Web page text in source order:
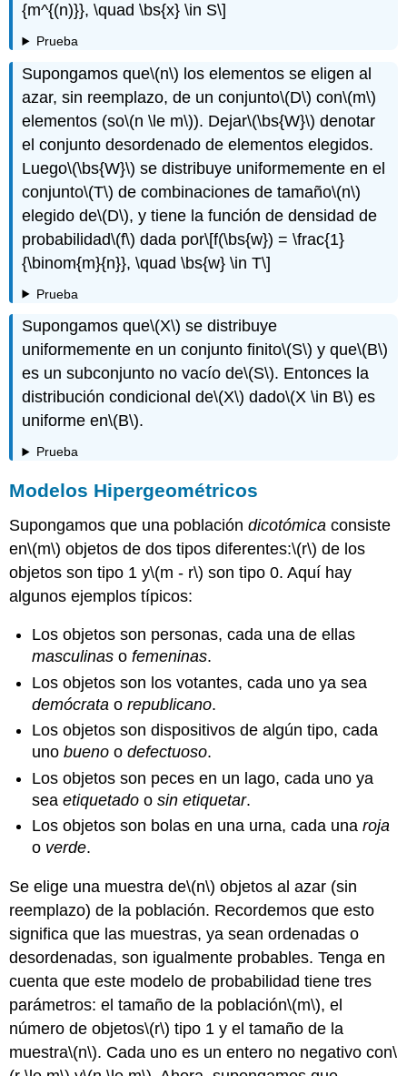
{m^{(n)}}, \quad \bs{x} \in S\]
Prueba
Supongamos que\(n\) los elementos se eligen al
azar, sin reemplazo, de un conjunto\(D\) con\(m\)
elementos (so\(n \le m\)). Dejar\(\bs{W}\) denotar
el conjunto desordenado de elementos elegidos.
Luego\(\bs{W}\) se distribuye uniformemente en el
conjunto\(T\) de combinaciones de tamaño\(n\)
elegido de\(D\), y tiene la función de densidad de
probabilidad\(f\) dada por\[f(\bs{w}) = \frac{1}
{\binom{m}{n}}, \quad \bs{w} \in T\]
Prueba
Supongamos que\(X\) se distribuye
uniformemente en un conjunto finito\(S\) y que\(B\)
es un subconjunto no vacío de\(S\). Entonces la
distribución condicional de\(X\) dado\(X \in B\) es
uniforme en\(B\).
Prueba
Modelos Hipergeométricos
Supongamos que una poblacióndicotómica consiste
en\(m\) objetos de dos tipos diferentes:\(r\) de los
objetos son tipo 1 y\(m - r\) son tipo 0. Aquí hay
algunos ejemplos típicos:
Los objetos son personas, cada una de ellas
masculinas ofemeninas.
Los objetos son los votantes, cada uno ya sea
demócrata orepublicano.
Los objetos son dispositivos de algún tipo, cada
unobueno odefectuoso.
Los objetos son peces en un lago, cada uno ya
seaetiquetado osin etiquetar.
Los objetos son bolas en una urna, cada unaroja
o verde.
Se elige una muestra de\(n\) objetos al azar (sin
reemplazo) de la población. Recordemos que esto
significa que las muestras, ya sean ordenadas o
desordenadas, son igualmente probables. Tenga en
cuenta que este modelo de probabilidad tiene tres
parámetros: el tamaño de la población\(m\), el
número de objetos\(r\) tipo 1 y el tamaño de la
muestra\(n\). Cada uno es un entero no negativo con\